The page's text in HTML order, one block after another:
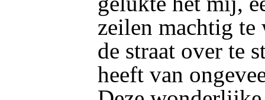
zeilen machtig te
de straat over te
heeft van